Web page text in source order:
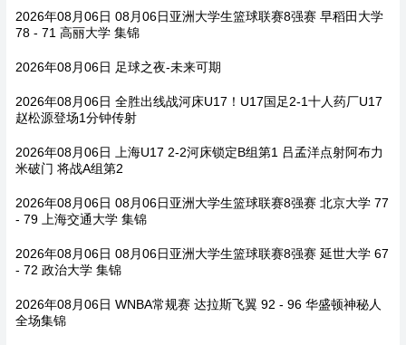
2026年08月06日 08月06日亚洲大学生篮球联赛8强赛 早稻田大学
78 - 71 高丽大学 集锦
2026年08月06日 足球之夜-未来可期
2026年08月06日 全胜出线战河床U17！U17国足2-1十人药厂U17
赵松源登场1分钟传射
2026年08月06日 上海U17 2-2河床锁定B组第1 吕孟洋点射阿布力
米破门 将战A组第2
2026年08月06日 08月06日亚洲大学生篮球联赛8强赛 北京大学 77
- 79 上海交通大学 集锦
2026年08月06日 08月06日亚洲大学生篮球联赛8强赛 延世大学 67
- 72 政治大学 集锦
2026年08月06日 WNBA常规赛 达拉斯飞翼 92 - 96 华盛顿神秘人
全场集锦